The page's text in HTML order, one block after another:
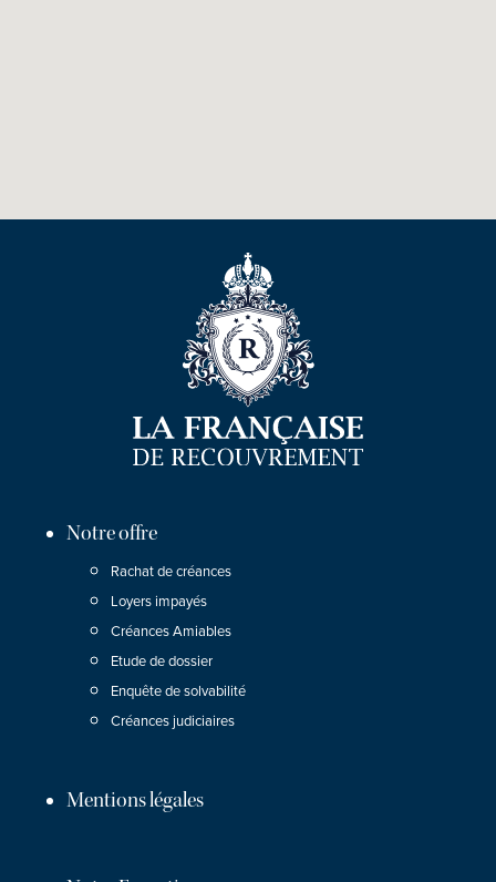
Notre offre
Rachat de créances
Loyers impayés
Créances Amiables
Etude de dossier
Enquête de solvabilité
Créances judiciaires
Mentions légales